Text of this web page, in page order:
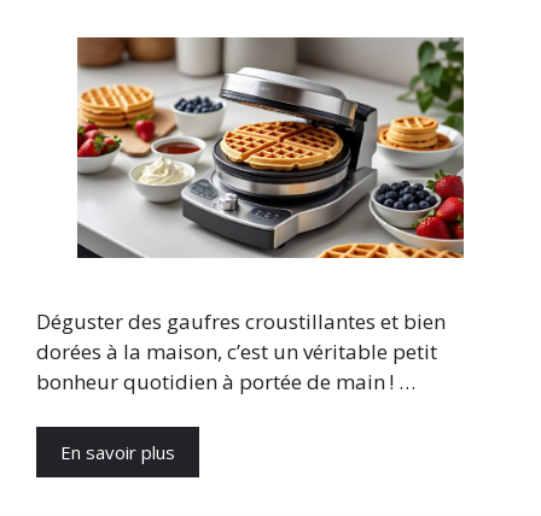
Déguster des gaufres croustillantes et bien
dorées à la maison, c’est un véritable petit
bonheur quotidien à portée de main ! …
En savoir plus